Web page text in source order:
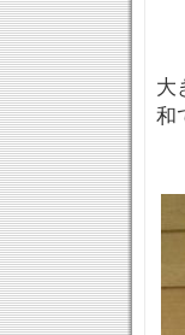
大
和